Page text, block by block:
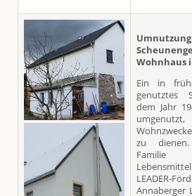
Wohnhaus
Ein in
genutztes
dem Jahr
zu
Familie
LEADER-
Annaberger